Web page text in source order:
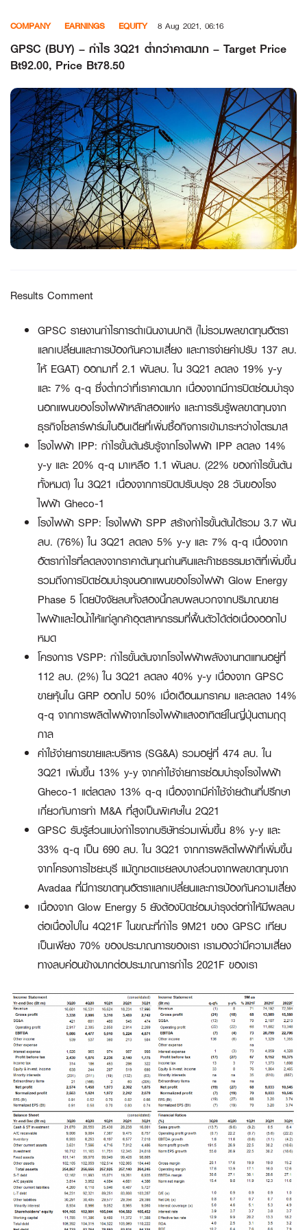
content
COMPANY EARNINGS EQUITY 8 Aug 2021, 06:16
GPSC (BUY) – กำไร 3Q21 ต่ำกว่าคาดมาก – Target Price
Bt92.00, Price Bt78.50
Results Comment
GPSC รายงานกำไรการดำเนินงานปกติ (ไม่รวมผลขาดทุนอัตรา
แลกเปลี่ยนและการป้องกันความเสี่ยง และการจ่ายค่าปรับ 137 ลบ.
ให้ EGAT) ออกมาที่ 2.1 พันลบ. ใน 3Q21 ลดลง 19% y-y
และ 7% q-q ซึ่งต่ำกว่าที่เราคาดมาก เนื่องจากมีการปิดซ่อมบำรุง
นอกแผนของโรงไฟฟ้าหลักสองแห่ง และการรับรู้ผลขาดทุนจาก
ธุรกิจโซลาร์ฟาร์มในอินเดียที่เพิ่มซื้อกิจการเข้ามาระหว่างไตรมาส
โรงไฟฟ้า IPP: กำไรขั้นต้นรับรู้จากโรงไฟฟ้า IPP ลดลง 14%
y-y และ 20% q-q มาเหลือ 1.1 พันลบ. (22% ของกำไรขั้นต้น
ทั้งหมด) ใน 3Q21 เนื่องจากการปิดปรับปรุง 28 วันของโรง
ไฟฟ้า Gheco-1
โรงไฟฟ้า SPP: โรงไฟฟ้า SPP สร้างกำไรขั้นต้นได้รวม 3.7 พัน
ลบ. (76%) ใน 3Q21 ลดลง 5% y-y และ 7% q-q เนื่องจาก
อัตรากำไรที่ลดลงจากราคาต้นทุนถ่านหินและก๊าซธรรมชาติที่เพิ่มขึ้น
รวมถึงการปิดซ่อมบำรุงนอกแผนของโรงไฟฟ้า Glow Energy
Phase 5 โดยปัจจัยลบทั้งสองนี้กลบผลบวกจากปริมาณขาย
ไฟฟ้าและไอน้ำให้แก่ลูกค้าอุตสาหกรรมที่ฟื้นตัวได้ต่อเนื่องออกไป
หมด
โครงการ VSPP: กำไรขั้นต้นจากโรงไฟฟ้าพลังงานทดแทนอยู่ที่
112 ลบ. (2%) ใน 3Q21 ลดลง 40% y-y เนื่องจาก GPSC
ขายหุ้นใน GRP ออกไป 50% เมื่อเดือนมกราคม และลดลง 14%
q-q จากการผลิตไฟฟ้าจากโรงไฟฟ้าแสงอาทิตย์ในญี่ปุ่นตามฤดุ
กาล
ค่าใช้จ่ายการขายและบริหาร (SG&A) รวมอยู่ที่ 474 ลบ. ใน
3Q21 เพิ่มขึ้น 13% y-y จากค่าใช้จ่ายการซ่อมบำรุงโรงไฟฟ้า
Gheco-1 แต่ลดลง 13% q-q เนื่องจากมีค่าใช้จ่ายด้านที่ปรึกษา
เกี่ยวกับการทำ M&A ที่สูงเป็นพิเศษใน 2Q21
GPSC รับรู้ส่วนแบ่งกำไรจากบริษัทร่วมเพิ่มขึ้น 8% y-y และ
33% q-q เป็น 690 ลบ. ใน 3Q21 จากการผลิตไฟฟ้าที่เพิ่มขึ้น
จากโครงการไซยะบุรี แม้ถูกชดเชยลงบางส่วนจากผลขาดทุนจาก
Avadaa ที่มีการขาดทุนอัตราแลกเปลี่ยนและการป้องกันความเสี่ยง
เนื่องจาก Glow Energy 5 ยังต้องปิดซ่อมบำรุงต่อทำให้มีผลลบ
ต่อเนื่องไปใน 4Q21F ในขณะที่กำไร 9M21 ของ GPSC เทียบ
เป็นเพียง 70% ของประมาณการของเรา เรามองว่ามีความเสี่ยง
ทางลบค่อนข้างมากต่อประมาณการกำไร 2021F ของเรา